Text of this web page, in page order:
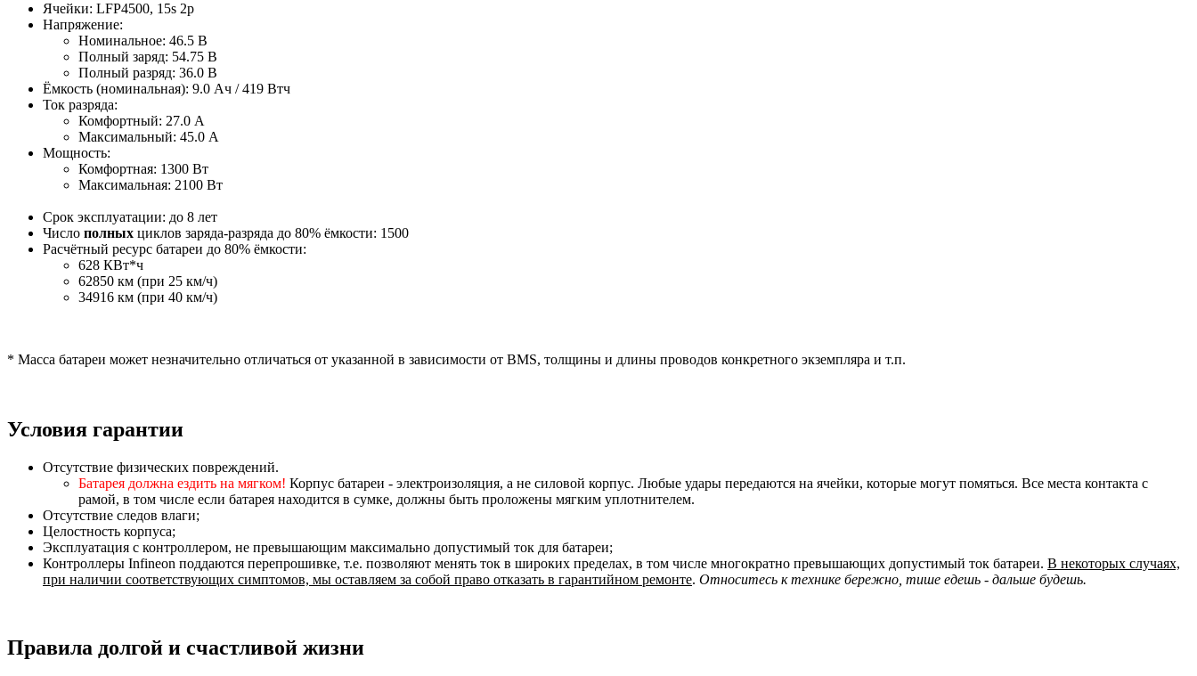
Ячейки: LFP4500, 15s 2p
Напряжение:
Номинальное: 46.5 В
Полный заряд: 54.75 В
Полный разряд: 36.0 В
Ёмкость (номинальная): 9.0 Ач / 419 Втч
Ток разряда:
Комфортный: 27.0 A
Максимальный: 45.0 A
Мощность:
Комфортная: 1300 Вт
Максимальная: 2100 Вт
Срок эксплуатации: до 8 лет
Число полных циклов заряда-разряда до 80% ёмкости: 1500
Расчётный ресурс батареи до 80% ёмкости:
628 КВт*ч
62850 км (при 25 км/ч)
34916 км (при 40 км/ч)
* Масса батареи может незначительно отличаться от указанной в зависимости от BMS, толщины и длины проводов конкретного экземпляра и т.п.
Условия гарантии
Отсутствие физических повреждений.
Батарея должна ездить на мягком! Корпус батареи - электроизоляция, а не силовой корпус. Любые удары передаются на ячейки, которые могут помяться. Все места контакта с
рамой, в том числе если батарея находится в сумке, должны быть проложены мягким уплотнителем.
Отсутствие следов влаги;
Целостность корпуса;
Эксплуатация с контроллером, не превышающим максимально допустимый ток для батареи;
Контроллеры Infineon поддаются перепрошивке, т.е. позволяют менять ток в широких пределах, в том числе многократно превышающих допустимый ток батареи. В некоторых случаях,
при наличии соответствующих симптомов, мы оставляем за собой право отказать в гарантийном ремонте. Относитесь к технике бережно, тише едешь - дальше будешь.
Правила долгой и счастливой жизни